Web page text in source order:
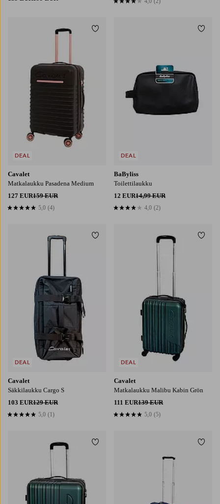
4,0 perustuen 2 arvosanaan
Cavalet
Matkalaukku Pasadena Medium
127 EUR159 EUR
5,0 perustuen 4 arvosanaan
5,0 (4)
DEAL
Lisää suosikkeihin
BaByliss
Toilettilaukku
12 EUR14,99 EUR
4,0 perustuen 2 arvosanaan
4,0 (2)
DEAL
Cavalet
Säkkilaukku Cargo S
103 EUR129 EUR
5,0 perustuen 1 arvosanaan
5,0 (1)
DEAL
Lisää suosikkeihin
Cavalet
Matkalaukku Malibu Kabin Grön
111 EUR139 EUR
5,0 perustuen 5 arvosanaan
5,0 (5)
DEAL
Lisää suosikkeihin